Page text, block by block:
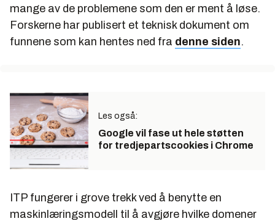
mange av de problemene som den er ment å løse.
Forskerne har publisert et teknisk dokument om
funnene som kan hentes ned fra denne siden.
Les også:
Google vil fase ut hele støtten
for tredjepartscookies i Chrome
ITP fungerer i grove trekk ved å benytte en
maskinlæringsmodell til å avgjøre hvilke domener